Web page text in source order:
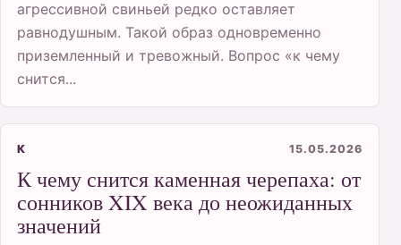
агрессивной свиньей редко оставляет
равнодушным. Такой образ одновременно
приземленный и тревожный. Вопрос «к чему
снится...
К 15.05.2026
К чему снится каменная черепаха: от
сонников XIX века до неожиданных
значений